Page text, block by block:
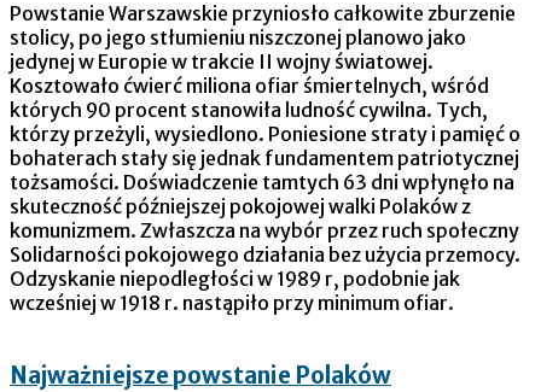
Powstanie Warszawskie przyniosło całkowite zburzenie
stolicy, po jego stłumieniu niszczonej planowo jako
jedynej w Europie w trakcie II wojny światowej.
Kosztowało ćwierć miliona ofiar śmiertelnych, wśród
których 90 procent stanowiła ludność cywilna. Tych,
którzy przeżyli, wysiedlono. Poniesione straty i pamięć o
bohaterach stały się jednak fundamentem patriotycznej
tożsamości. Doświadczenie tamtych 63 dni wpłynęło na
skuteczność późniejszej pokojowej walki Polaków z
komunizmem. Zwłaszcza na wybór przez ruch społeczny
Solidarności pokojowego działania bez użycia przemocy.
Odzyskanie niepodległości w 1989 r, podobnie jak
wcześniej w 1918 r. nastąpiło przy minimum ofiar.
Najważniejsze powstanie Polaków